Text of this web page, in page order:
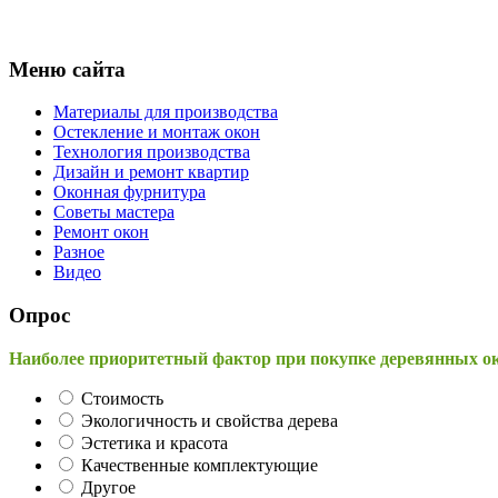
Меню сайта
Материалы для производства
Остекление и монтаж окон
Технология производства
Дизайн и ремонт квартир
Оконная фурнитура
Советы мастера
Ремонт окон
Разное
Видео
Опрос
Наиболее приоритетный фактор при покупке деревянных
Стоимость
Экологичность и свойства дерева
Эстетика и красота
Качественные комплектующие
Другое